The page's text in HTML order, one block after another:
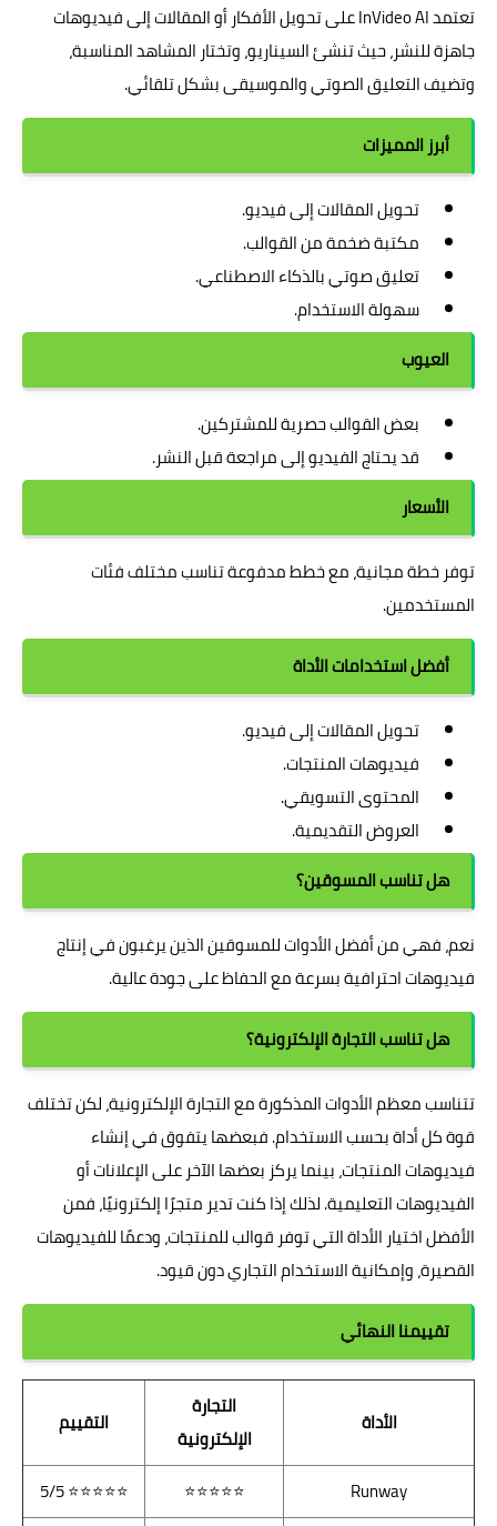
تعتمد InVideo AI على تحويل الأفكار أو المقالات إلى فيديوهات
جاهزة للنشر، حيث تنشئ السيناريو، وتختار المشاهد المناسبة،
وتضيف التعليق الصوتي والموسيقى بشكل تلقائي.
أبرز المميزات
تحويل المقالات إلى فيديو.
مكتبة ضخمة من القوالب.
تعليق صوتي بالذكاء الاصطناعي.
سهولة الاستخدام.
العيوب
بعض القوالب حصرية للمشتركين.
قد يحتاج الفيديو إلى مراجعة قبل النشر.
الأسعار
توفر خطة مجانية، مع خطط مدفوعة تناسب مختلف فئات
المستخدمين.
أفضل استخدامات الأداة
تحويل المقالات إلى فيديو.
فيديوهات المنتجات.
المحتوى التسويقي.
العروض التقديمية.
هل تناسب المسوقين؟
نعم، فهي من أفضل الأدوات للمسوقين الذين يرغبون في إنتاج
فيديوهات احترافية بسرعة مع الحفاظ على جودة عالية.
هل تناسب التجارة الإلكترونية؟
تتناسب معظم الأدوات المذكورة مع التجارة الإلكترونية، لكن تختلف
قوة كل أداة بحسب الاستخدام. فبعضها يتفوق في إنشاء
فيديوهات المنتجات، بينما يركز بعضها الآخر على الإعلانات أو
الفيديوهات التعليمية. لذلك إذا كنت تدير متجرًا إلكترونيًا، فمن
الأفضل اختيار الأداة التي توفر قوالب للمنتجات، ودعمًا للفيديوهات
القصيرة، وإمكانية الاستخدام التجاري دون قيود.
تقييمنا النهائي
الأداة
التجارة
الإلكترونية
التقييم
Runway
⭐⭐⭐⭐⭐
⭐⭐⭐⭐⭐ 5/5